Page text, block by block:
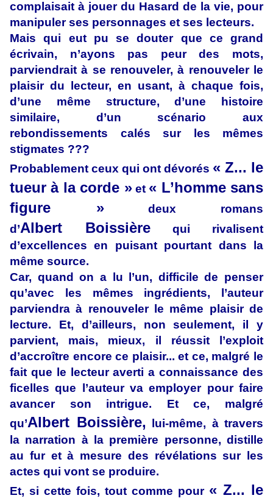
complaisait à jouer du Hasard de la vie, pour
manipuler ses personnages et ses lecteurs.
Mais qui eut pu se douter que ce grand
écrivain, n’ayons pas peur des mots,
parviendrait à se renouveler, à renouveler le
plaisir du lecteur, en usant, à chaque fois,
d’une même structure, d’une histoire
similaire, d’un scénario aux
rebondissements calés sur les mêmes
stigmates ???
Probablement ceux qui ont dévorés « Z... le
tueur à la corde »et « L’homme sans
figure »deux romans
d’Albert Boissière qui rivalisent
d’excellences en puisant pourtant dans la
même source.
Car, quand on a lu l’un, difficile de penser
qu’avec les mêmes ingrédients, l’auteur
parviendra à renouveler le même plaisir de
lecture. Et, d’ailleurs, non seulement, il y
parvient, mais, mieux, il réussit l’exploit
d’accroître encore ce plaisir... et ce, malgré le
fait que le lecteur averti a connaissance des
ficelles que l’auteur va employer pour faire
avancer son intrigue. Et ce, malgré
qu’Albert Boissière, lui-même, à travers
la narration à la première personne, distille
au fur et à mesure des révélations sur les
actes qui vont se produire.
Et, si cette fois, tout comme pour « Z... le